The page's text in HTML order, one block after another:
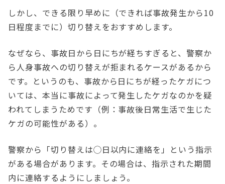
しかし、できる限り早めに（できれば事故発生から10
日程度までに）切り替えをおすすめします。
なぜなら、事故日から日にちが経ちすぎると、警察か
ら人身事故への切り替えが拒まれるケースがあるから
です。というのも、事故から日にちが経ったケガにつ
いては、本当に事故によって発生したケガなのかを疑
われてしまうためです（例：事故後日常生活で生じた
ケガの可能性がある）。
警察から「切り替えは◯日以内に連絡を」という指示
がある場合があります。その場合は、指示された期間
内に連絡するようにしましょう。